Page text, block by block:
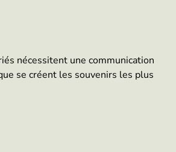
nécessitent une communication
se créent les souvenirs les plus